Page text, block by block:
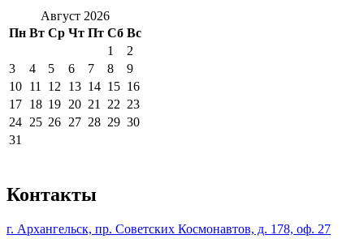
Август 2026
Пн Вт Ср Чт Пт Сб Вс
1
2
3
4 5 6 7 8
9
10 11 12 13 14 15 16
17 18 19 20 21 22 23
24 25 26 27 28 29 30
31
Контакты
г. Архангельск, пр. Советских Космонавтов, д. 178, оф. 27